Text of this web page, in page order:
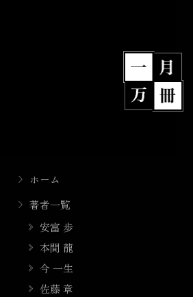
ホーム
著者一覧
安富 歩
本間 龍
今 一生
佐藤 章